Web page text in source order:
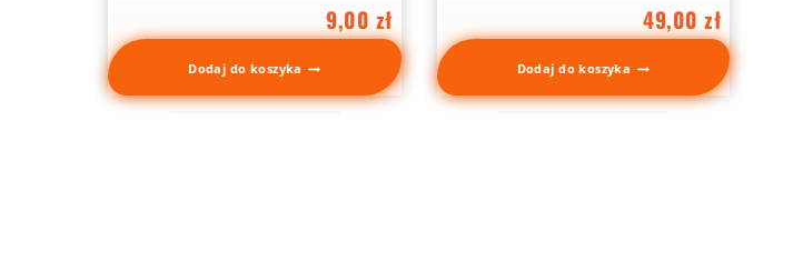
9,00 zł
Dodaj do koszyka
49,00 zł
Dodaj do koszyka